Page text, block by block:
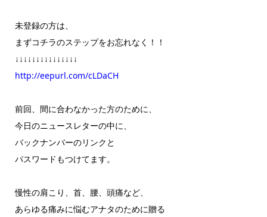
未登録の方は、
まずコチラのステップをお忘れなく！！
↓↓↓↓↓↓↓↓↓↓↓↓↓↓↓
http://eepurl.com/cLDaCH
前回、間に合わなかった方のために、
今日のニュースレターの中に、
バックナンバーのリンクと
パスワードもつけてます。
慢性の肩こり、首、腰、頭痛など、
あらゆる痛みに悩むアナタのために贈る